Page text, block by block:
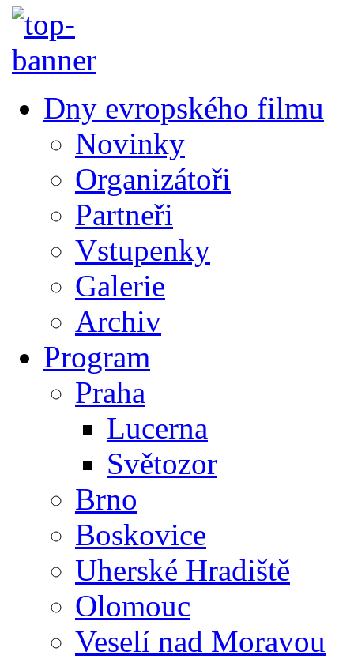
Dny evropského filmu
Novinky
Organizátoři
Partneři
Vstupenky
Galerie
Archiv
Program
Praha
Lucerna
Světozor
Brno
Boskovice
Uherské Hradiště
Olomouc
Veselí nad Moravou